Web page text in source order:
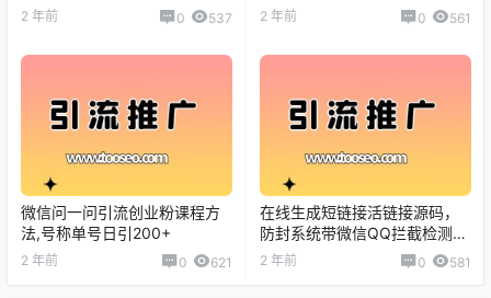
2 年前 0 537 2 年前 0 561
微信问一问引流创业粉课程方
法,号称单号日引200+
2 年前 0 621
在线生成短链接活链接源码，
防封系统带微信QQ拦截检测
（教程+源码）
2 年前 0 581